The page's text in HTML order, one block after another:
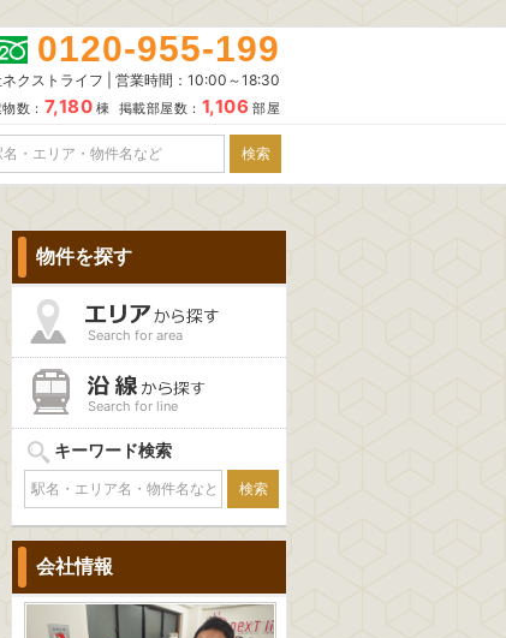
0120-955-199
クストライフ | 営業時間：10:00～18:30
数： 7,180 棟 掲載部屋数： 1,106 部屋
物件を探す
Search for area
Search for line
キーワード検索
会社情報